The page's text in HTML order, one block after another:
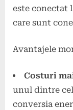
este conectat
care sunt
Avantajele
Costuri
unul dintre
conversia